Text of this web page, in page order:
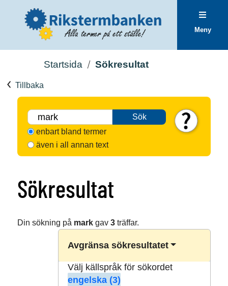
Meny
Startsida Sökresultat
Tillbaka
Sök
enbart bland termer
även i all annan text
Sökresultat
Din sökning på markgav 3träffar.
Avgränsa sökresultatet
Välj källspråk för sökordet
engelska (3)